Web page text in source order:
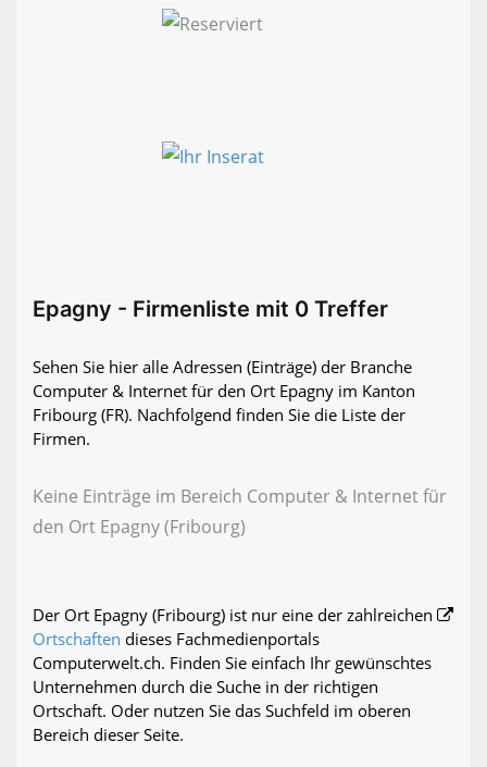
Epagny - Firmenliste mit 0 Treffer
Sehen Sie hier alle Adressen (Einträge) der Branche
Computer & Internet für den Ort Epagny im Kanton
Fribourg (FR). Nachfolgend finden Sie die Liste der
Firmen.
Keine Einträge im Bereich Computer & Internet für
den Ort Epagny (Fribourg)
Der Ort Epagny (Fribourg) ist nur eine der zahlreichen
Ortschaften dieses Fachmedienportals
Computerwelt.ch. Finden Sie einfach Ihr gewünschtes
Unternehmen durch die Suche in der richtigen
Ortschaft. Oder nutzen Sie das Suchfeld im oberen
Bereich dieser Seite.